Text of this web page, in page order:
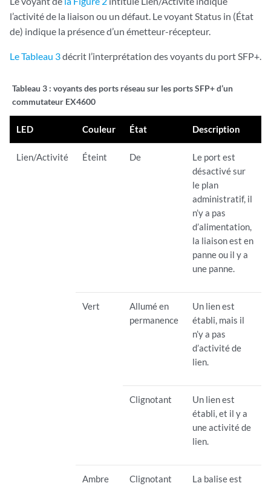
l’activité de la liaison ou un défaut. Le voyant Status in (État
de) indique la présence d’un émetteur-récepteur.
Le Tableau 3décrit l’interprétation des voyants du port SFP+.
Tableau 3 : voyants des ports réseau sur les ports SFP+ d’un
commutateur EX4600
LED Couleur État Description
Lien/Activité Éteint De
Le port est
désactivé sur
le plan
administratif, il
n’y a pas
d’alimentation,
la liaison est en
panne ou il y a
une panne.
Vert
Allumé en
permanence
Un lien est
établi, mais il
n’y a pas
d’activité de
lien.
Clignotant
Un lien est
établi, et il y a
une activité de
lien.
Ambre Clignotant
La balise est